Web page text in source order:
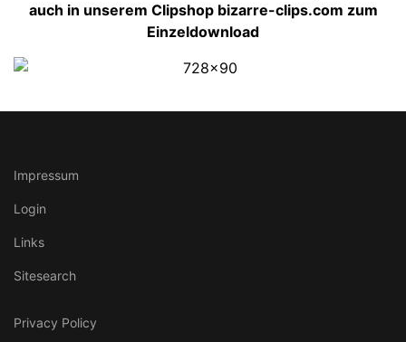
auch in unserem Clipshop bizarre-clips.com zum
Einzeldownload
Impressum
Login
Links
Sitesearch
Privacy Policy